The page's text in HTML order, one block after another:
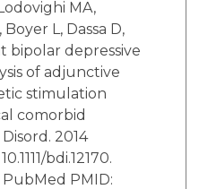
MA,
L, Dassa D,
bipolar depressive
of adjunctive
stimulation
comorbid
2014
bdi.12170.
PubMed PMID: